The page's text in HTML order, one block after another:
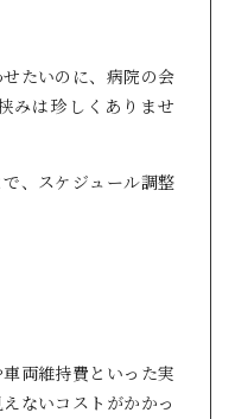
たいのに、病院の会
みは珍しくありませ
、スケジュール調整
両維持費といった実
ないコストがかかっ